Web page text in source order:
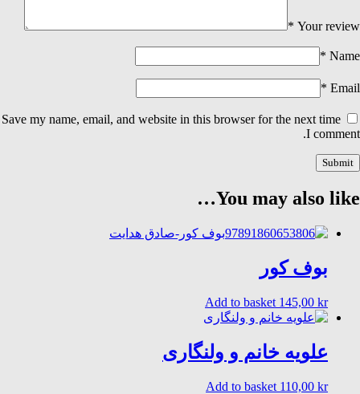
Your review
*
Name
*
Email
*
Save my name, email, and website in this browser for the next time
I comment.
You may also like…
بوف کور
145,00 kr
Add to basket
علویه خانم و ولنگاری
110,00 kr
Add to basket